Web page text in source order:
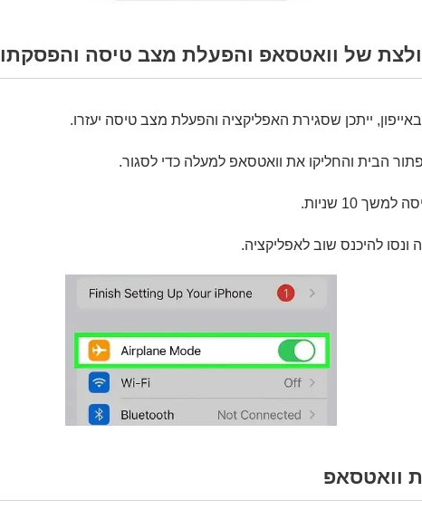
של וואטסאפ והפעלת מצב טיסה והפסקתו
ייתכן שסגירת האפליקציה והפעלת מצב טיסה יעזרו.
הבית והחליקו את וואטסאפ למעלה כדי לסגור.
10 שניות.
להיכנס שוב לאפליקציה.
וואטסאפ